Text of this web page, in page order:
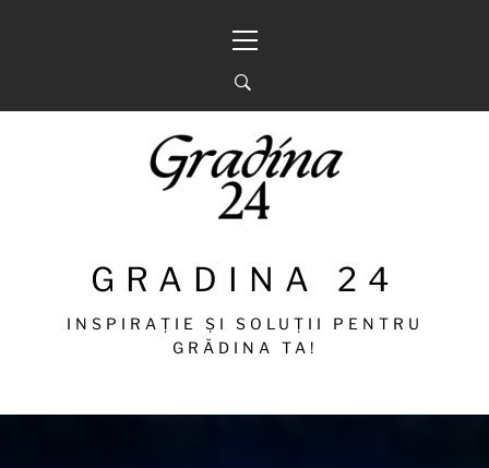
principal
GRADINA 24
INSPIRAȚIE ȘI SOLUȚII PENTRU
GRĂDINA TA!